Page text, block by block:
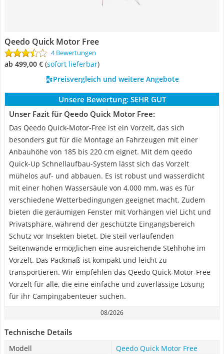
Qeedo Quick Motor Free
4 Bewertungen
ab 499,00 € ( Sofort lieferbar)
Preisvergleich und weitere Angebote
Unsere Bewertung: SEHR GUT
Unser Fazit für Qeedo Quick Motor Free:
Das Qeedo Quick-Motor-Free ist ein Vorzelt, das sich
besonders gut für die Montage an Fahrzeugen mit einer
Anbauhöhe von 185 bis 220 cm eignet. Mit dem qeedo
Quick-Up Schnellaufbau-System lässt sich das Vorzelt
mühelos auf- und abbauen. Es ist robust und wasserdicht
mit einer hohen Wassersäule von 4.000 mm, was es für
verschiedene Wetterbedingungen geeignet macht. Zudem
bieten die geräumigen Fenster mit Vorhängen viel Licht und
Privatsphäre, während der geschützte Eingangsbereich
Schutz vor Insekten bietet. Die steil verlaufenden
Seitenwände ermöglichen eine ausreichende Stehhöhe im
Vorzelt. Das Packmaß ist kompakt und leicht zu
transportieren. Wir empfehlen das Qeedo Quick-Motor-Free
Vorzelt für alle, die eine einfache und zuverlässige Lösung
für ihr Campingabenteuer suchen.
08/2026
Technische Details
Modell
Qeedo Quick Motor Free